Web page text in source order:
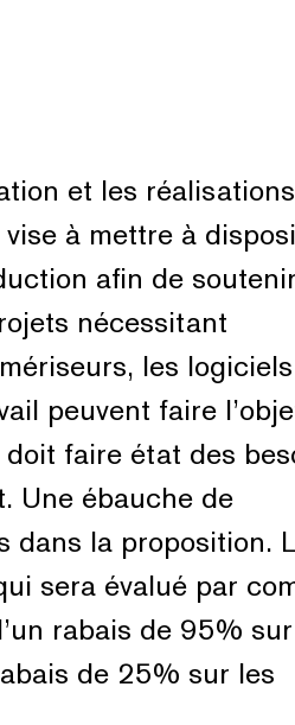
et les
à mettre à
afin de
nécessitant
les
peuvent faire
faire état des
Une ébauche de
dans la proposition.
sera évalué par
rabais de 95%
de 25% sur les